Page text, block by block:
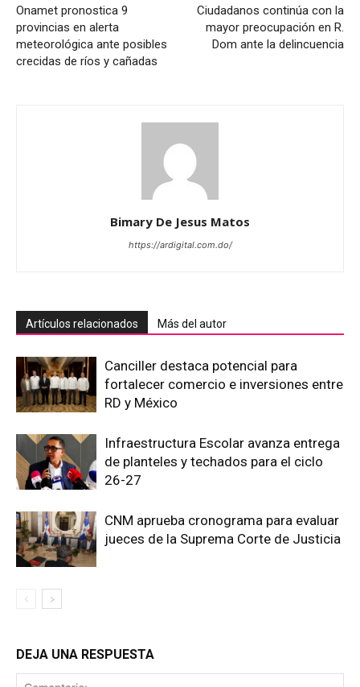
Onamet pronostica 9
provincias en alerta
meteorológica ante posibles
crecidas de ríos y cañadas
Ciudadanos continúa con la
mayor preocupación en R.
Dom ante la delincuencia
Bimary De Jesus Matos
https://ardigital.com.do/
Artículos relacionados Más del autor
Canciller destaca potencial para
fortalecer comercio e inversiones entre
RD y México
Infraestructura Escolar avanza entrega
de planteles y techados para el ciclo
26-27
CNM aprueba cronograma para evaluar
jueces de la Suprema Corte de Justicia
DEJA UNA RESPUESTA